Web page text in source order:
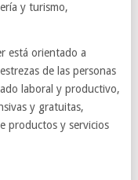
y turismo,
está orientado a
de las personas
laboral y productivo,
y gratuitas,
productos y servicios